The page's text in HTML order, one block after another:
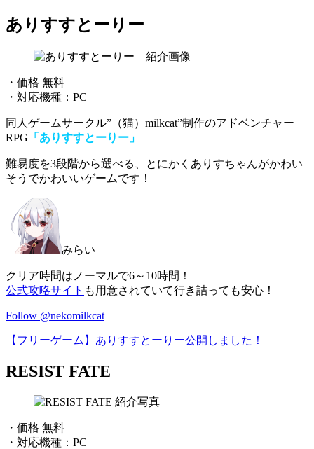
ありすすとーりー
・価格 無料
・対応機種：PC
同人ゲームサークル”（猫）milkcat”制作のアドベンチャー
RPG 「ありすすとーりー」
難易度を3段階から選べる、とにかくありすちゃんがかわい
そうでかわいいゲームです！
みらい
クリア時間はノーマルで6～10時間！
公式攻略サイト も用意されていて行き詰っても安心！
Follow @nekomilkcat
【フリーゲーム】ありすすとーりー公開しました！
RESIST FATE
・価格 無料
・対応機種：PC